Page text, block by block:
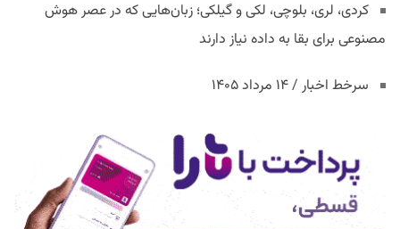
کردی، لری، بلوچی، لکی و گیلکی؛ زبان‌هایی که در عصر هوش
مصنوعی برای بقا به داده نیاز دارند
سرخط اخبار / ۱۴ مرداد ۱۴۰۵